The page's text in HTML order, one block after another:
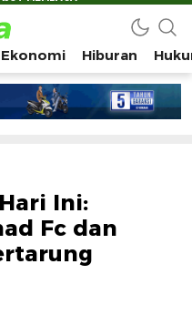
Utuh
Ekonomi Hiburan
Ini:
Fc dan